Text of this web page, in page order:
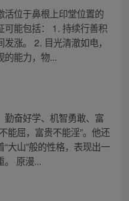
活位于鼻根上印堂位置的
可能包括： 1. 持续行善积
涨。 2. 目光清澈如电，
的能力，物...
勤奋好学、机智勇敢、富
能屈，富贵不能淫”。他还
大山”般的性格，表现出一
。 原漫...